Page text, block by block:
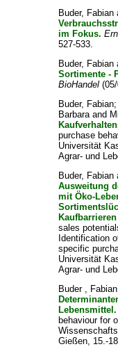
Buder, Fabian
im Fokus.
527-533.
Buder, Fabian
Sortimente -
BioHandel(05/
Buder, Fabian;
Barbaraand
purchase
Universität
Agrar- und
Buder, Fabian
Ausweitung
mit Öko-
sales
Identification
specific
Universität
Agrar- und
Buder , Fabian
Lebensmittel.
behaviour for
Gießen, 15.-